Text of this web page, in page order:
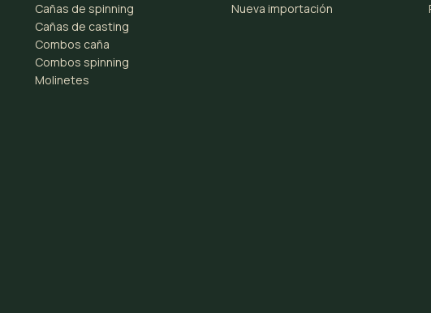
Cañas de spinning
Cañas de casting
Combos caña
Combos spinning
Molinetes
Nueva importación